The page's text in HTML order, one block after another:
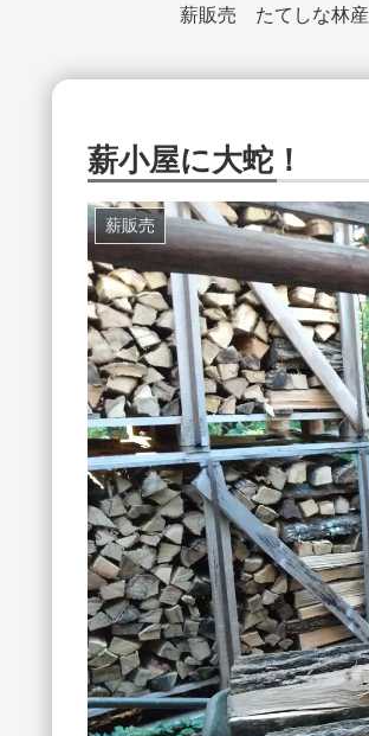
薪販売 たてしな林産
薪小屋に大蛇！
薪販売